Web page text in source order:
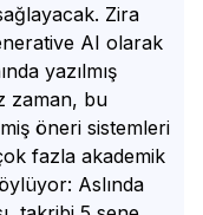
Zira
AI olarak
yazılmış
zaman, bu
öneri sistemleri
fazla akademik
Aslında